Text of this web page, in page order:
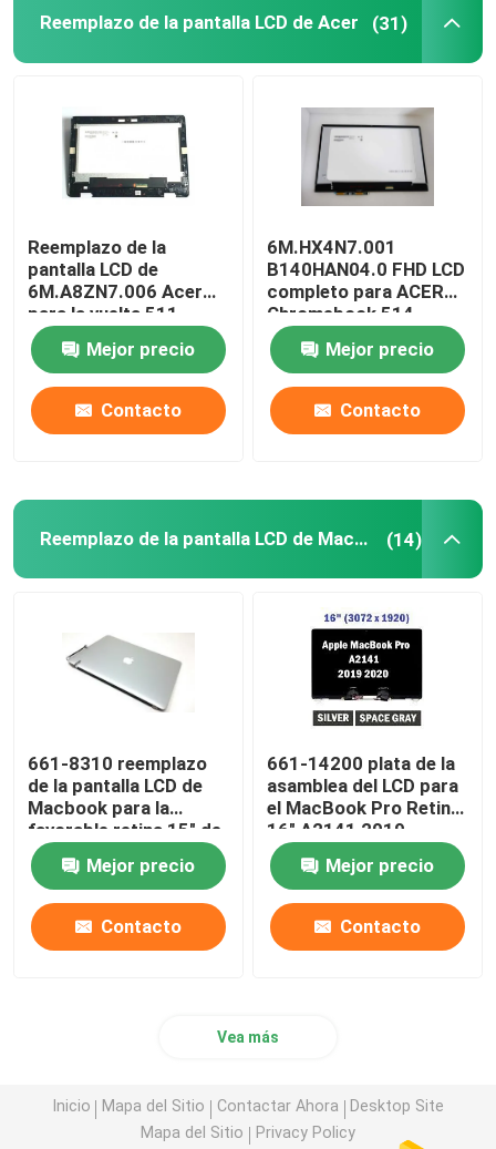
Reemplazo de la pantalla LCD de Acer (31)
Reemplazo de la
pantalla LCD de
6M.A8ZN7.006 Acer
para la vuelta 511
R753T de Chromebook
11,6 pulgadas
Mejor precio
Contacto
6M.HX4N7.001
B140HAN04.0 FHD LCD
completo para ACER
Chromebook 514
CP514-1H-R4HQ-US
Mejor precio
Contacto
Reemplazo de la pantalla LCD de Macbook (14)
661-8310 reemplazo
de la pantalla LCD de
Macbook para la
favorable retina 15" de
Apple A1398 tarde
2013-2014Mejor precio
Contacto
661-14200 plata de la
asamblea del LCD para
el MacBook Pro Retina
16" A2141 2019
EMC3347
Mejor precio
Contacto
Vea más
Inicio Mapa del Sitio Contactar Ahora
Desktop Site
Mapa del Sitio
Privacy Policy